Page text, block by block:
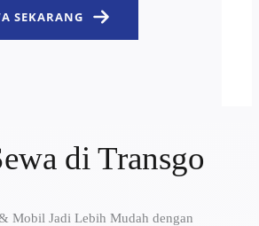
SEKARANG
di Transgo
Mobil Jadi Lebih Mudah dengan